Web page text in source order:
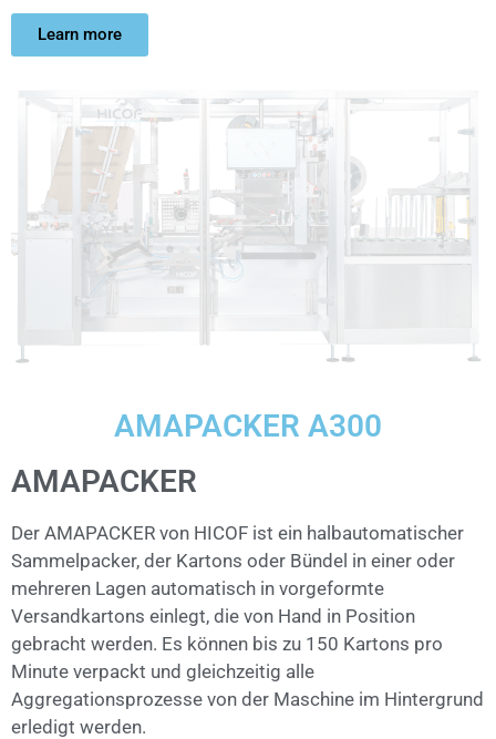
Learn more
AMAPACKER A300
AMAPACKER
Der AMAPACKER von HICOF ist ein halbautomatischer
Sammelpacker, der Kartons oder Bündel in einer oder
mehreren Lagen automatisch in vorgeformte
Versandkartons einlegt, die von Hand in Position
gebracht werden. Es können bis zu 150 Kartons pro
Minute verpackt und gleichzeitig alle
Aggregationsprozesse von der Maschine im Hintergrund
erledigt werden.